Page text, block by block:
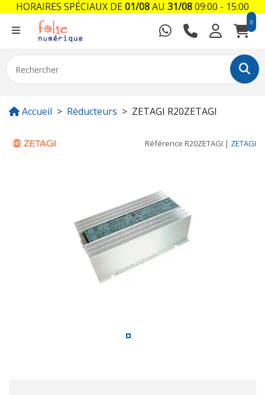
0
Accueil Réducteurs ZETAGI R20ZETAGI
Référence R20ZETAGI | ZETAGI
HORAIRES SPÉCIAUX DE01/08AU 31/0809:00 - 15:00